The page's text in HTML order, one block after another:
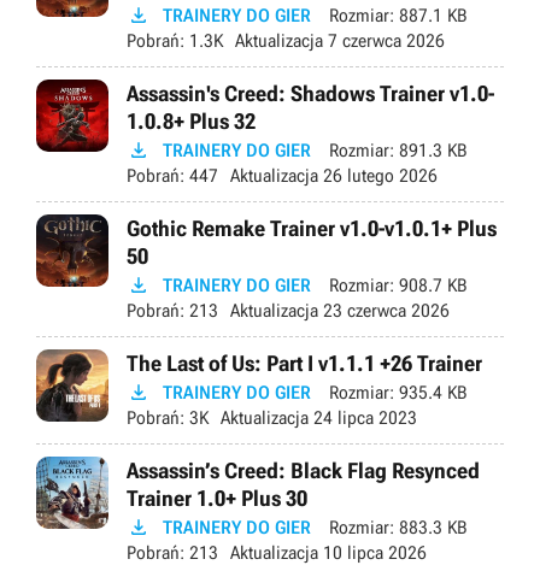
 TRAINERY DO GIER Rozmiar: 887.1 KB
Pobrań: 1.3K Aktualizacja 7 czerwca 2026
Assassin's Creed: Shadows Trainer v1.0-
1.0.8+ Plus 32
 TRAINERY DO GIER Rozmiar: 891.3 KB
Pobrań: 447 Aktualizacja 26 lutego 2026
Gothic Remake Trainer v1.0-v1.0.1+ Plus
50
 TRAINERY DO GIER Rozmiar: 908.7 KB
Pobrań: 213 Aktualizacja 23 czerwca 2026
The Last of Us: Part I v1.1.1 +26 Trainer
 TRAINERY DO GIER Rozmiar: 935.4 KB
Pobrań: 3K Aktualizacja 24 lipca 2023
Assassin’s Creed: Black Flag Resynced
Trainer 1.0+ Plus 30
 TRAINERY DO GIER Rozmiar: 883.3 KB
Pobrań: 213 Aktualizacja 10 lipca 2026